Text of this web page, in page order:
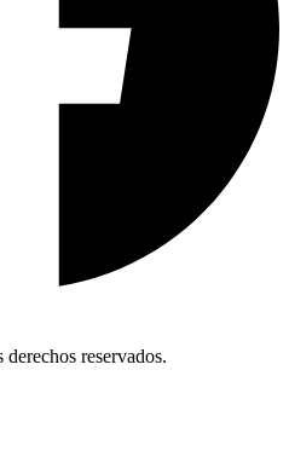
reservados.